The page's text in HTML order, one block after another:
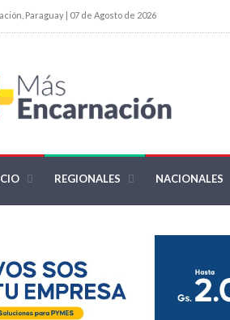
Paraguay | 07 de Agosto de 2026
REGIONALES NACIONALES